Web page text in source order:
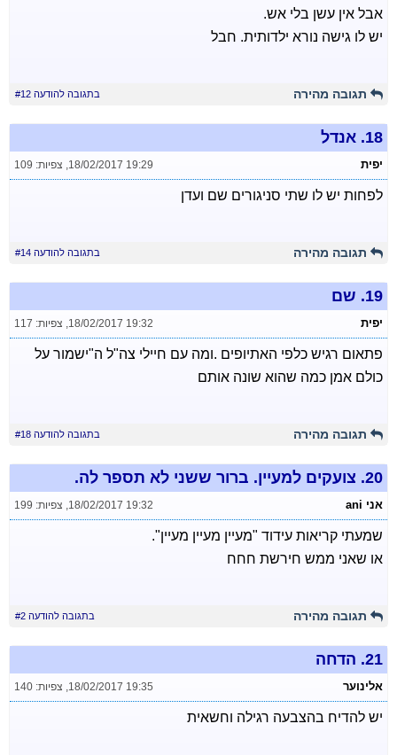
אבל אין עשן בלי אש.
יש לו גישה נורא ילדותית. חבל
תגובה מהירה בתגובה להודעה #12
18. אנדל
יפית 18/02/2017 19:29
, צפיות: 109
לפחות יש לו שתי סניגורים שם ועדן
תגובה מהירה בתגובה להודעה #14
19. שם
יפית 18/02/2017 19:32
, צפיות: 117
פתאום רגיש כלפי האתיופים .ומה עם חיילי צה"ל ה"ישמור על
כולם אמן כמה שהוא שונה אותם
תגובה מהירה בתגובה להודעה #18
20. צועקים למעיין. ברור ששני לא תספר לה.
אני ani 18/02/2017 19:32
, צפיות: 199
שמעתי קריאות עידוד "מעיין מעיין מעיין".
או שאני ממש חירשת חחח
תגובה מהירה בתגובה להודעה #2
21. הדחה
אלינוער 18/02/2017 19:35
, צפיות: 140
יש להדיח בהצבעה רגילה וחשאית